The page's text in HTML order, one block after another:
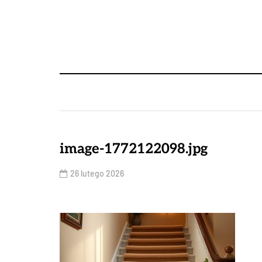
image-1772122098.jpg
26 lutego 2026